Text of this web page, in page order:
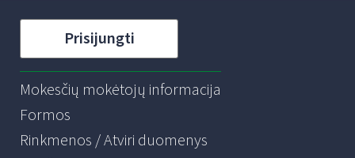
Prisijungti
Mokesčių mokėtojų informacija
Formos
Rinkmenos / Atviri duomenys